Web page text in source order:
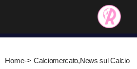
contenuto
Home-> Calciomercato,News sul Calcio